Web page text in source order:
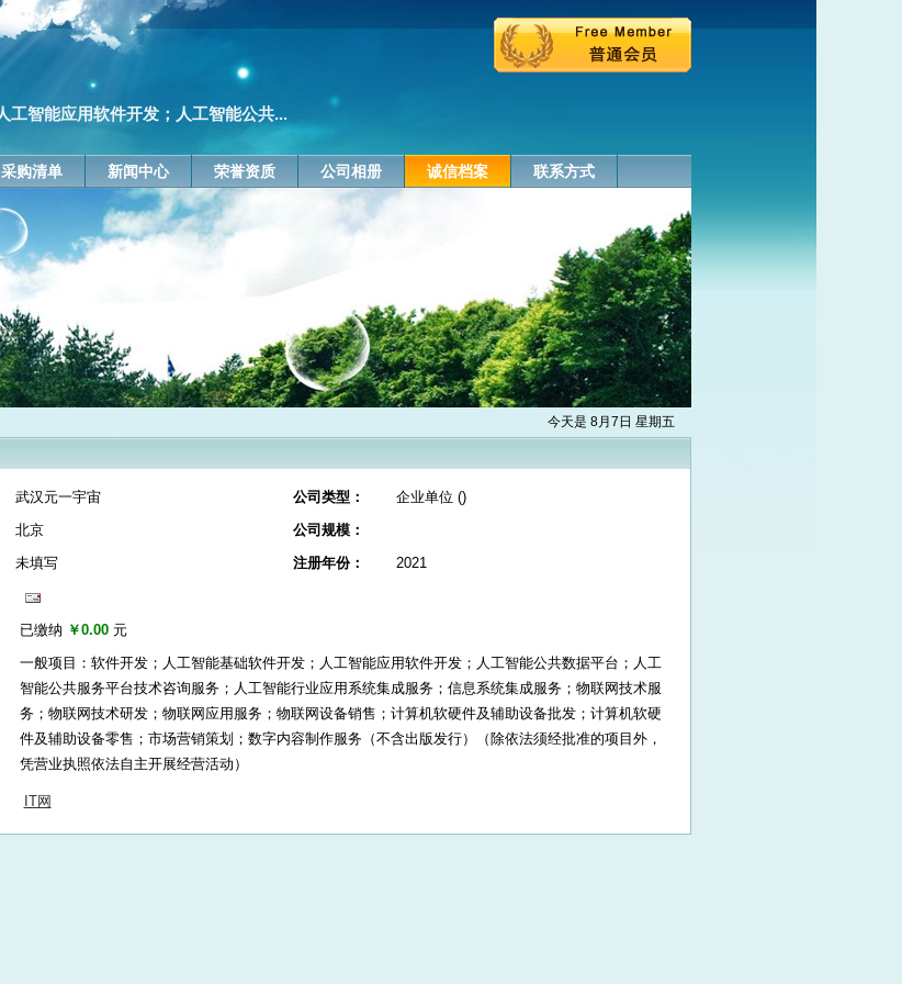
工智能应用软件开发；人工智能公共...
采购清单 新闻中心 荣誉资质 公司相册 诚信档案 联系方式
今天是 8月7日 星期五
武汉元一宇宙 公司类型：
企业单位 ()
北京
公司规模：
未填写 注册年份： 2021
已缴纳 ￥0.00元
一般项目：软件开发；人工智能基础软件开发；人工智能应用软件开发；人工智能公共数据平台；人工
智能公共服务平台技术咨询服务；人工智能行业应用系统集成服务；信息系统集成服务；物联网技术服
务；物联网技术研发；物联网应用服务；物联网设备销售；计算机软硬件及辅助设备批发；计算机软硬
件及辅助设备零售；市场营销策划；数字内容制作服务（不含出版发行）（除依法须经批准的项目外，
凭营业执照依法自主开展经营活动）
IT网